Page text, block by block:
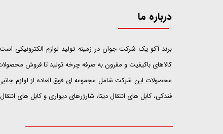
درباره ما
​​​​​​​برند آکو یک شرکت جوان در زمینه تولید لوازم الکترونیکی
کالاهای باکیفیت و مقرون به صرفه چرخه تولید تا فروش
محصولات این شرکت شامل مجموعه ای فوق العاده از لوازم
فندکی، کابل های انتقال دیتا، شارژرهای دیواری و کابل های